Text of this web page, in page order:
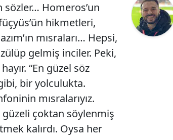
Bitlis
Bolu
Çanakkale
Çankırı
Homeros’un
hikmetleri,
mısraları… Hepsi,
gelmiş inciler. Peki,
“En güzel söz
bir yolculukta.
mısralarıyız.
güzeli çoktan söylenmiş
kalırdı. Oysa her